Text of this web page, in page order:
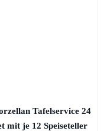
Tafelservice 24
mit je 12 Speiseteller